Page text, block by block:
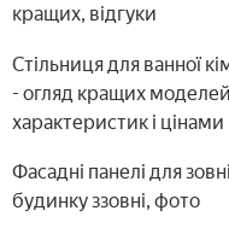
кращих, відгуки
Стільниця для ванної
- огляд кращих
характеристик і цінами
Фасадні панелі для
будинку ззовні, фото